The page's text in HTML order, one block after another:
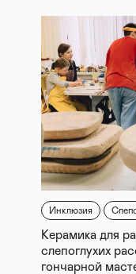
Инклюзия
Керамика для
слепоглухих
гончарной